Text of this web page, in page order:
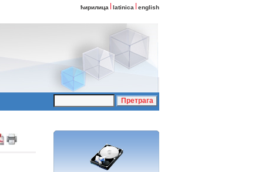
ћирилица latinica english